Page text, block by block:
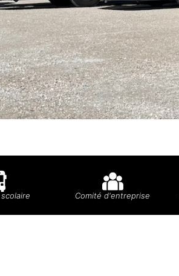
Comité d'entreprise